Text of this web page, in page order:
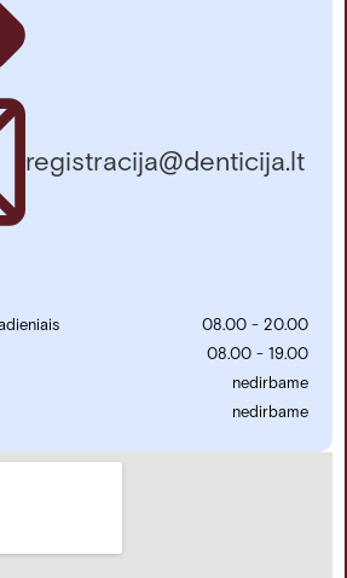
registracija@denticija.lt
08.00 - 20.00
08.00 - 19.00
nedirbame
nedirbame